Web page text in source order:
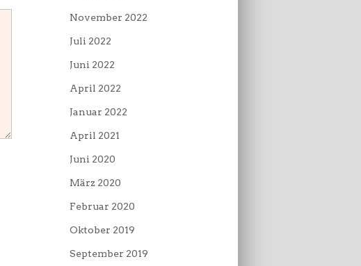
November 2022
Juli 2022
Juni 2022
April 2022
Januar 2022
April 2021
Juni 2020
März 2020
Februar 2020
Oktober 2019
September 2019